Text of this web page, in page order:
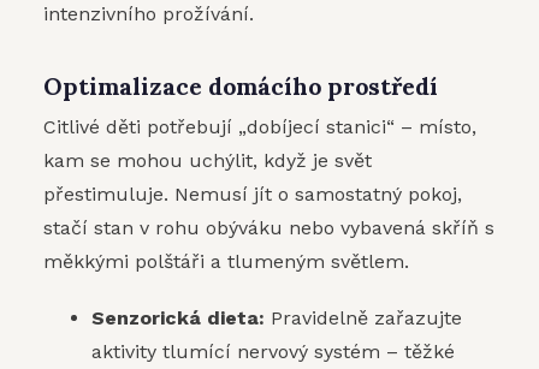
intenzivního prožívání.
Optimalizace domácího prostředí
Citlivé děti potřebují „dobíjecí stanici“ – místo,
kam se mohou uchýlit, když je svět
přestimuluje. Nemusí jít o samostatný pokoj,
stačí stan v rohu obýváku nebo vybavená skříň s
měkkými polštáři a tlumeným světlem.
Senzorická dieta: Pravidelně zařazujte
aktivity tlumící nervový systém – těžké